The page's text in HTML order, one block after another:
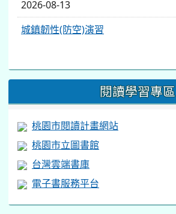
2026-08-13
城鎮韌性(防空)演習
閱讀學習專區
桃園市閱讀計畫網站
桃園市立圖書館
台灣雲端書庫
電子書服務平台